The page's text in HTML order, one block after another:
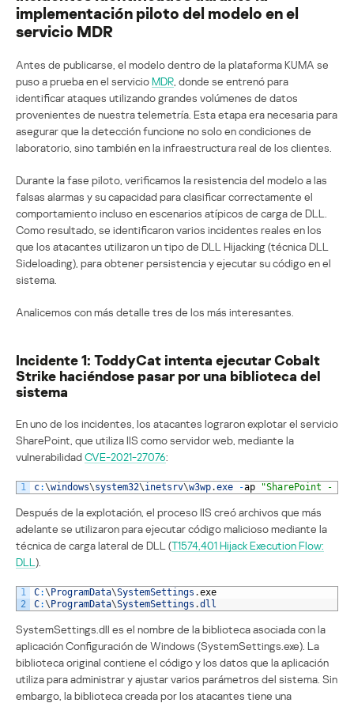
implementación piloto del modelo en el
servicio MDR
Antes de publicarse, el modelo dentro de la plataforma KUMA se
puso a prueba en el servicioMDR , donde se entrenó para
identificar ataques utilizando grandes volúmenes de datos
provenientes de nuestra telemetría. Esta etapa era necesaria para
asegurar que la detección funcione no solo en condiciones de
laboratorio, sino también en la infraestructura real de los clientes.
Durante la fase piloto, verificamos la resistencia del modelo a las
falsas alarmas y su capacidad para clasificar correctamente el
comportamiento incluso en escenarios atípicos de carga de DLL.
Como resultado, se identificaron varios incidentes reales en los
que los atacantes utilizaron un tipo de DLL Hijacking (técnica DLL
Sideloading), para obtener persistencia y ejecutar su código en el
sistema.
Analicemos con más detalle tres de los más interesantes.
Incidente 1: ToddyCat intenta ejecutar Cobalt
Strike haciéndose pasar por una biblioteca del
sistema
En uno de los incidentes, los atacantes lograron explotar el servicio
SharePoint, que utiliza IIS como servidor web, mediante la
vulnerabilidadCVE-2021-27076:
1 c:\windows\system32\inetsrv\w3wp.exe -ap "SharePoint - 80"
Después de la explotación, el proceso IIS creó archivos que más
adelante se utilizaron para ejecutar código malicioso mediante la
técnica de carga lateral de DLL (T1574,401 Hijack Execution Flow:
DLL ).
1
2
C:\ ProgramData\SystemSettings .exe
C:\ ProgramData\SystemSettings .dll
SystemSettings.dll es el nombre de la biblioteca asociada con la
aplicación Configuración de Windows (SystemSettings.exe). La
biblioteca original contiene el código y los datos que la aplicación
utiliza para administrar y ajustar varios parámetros del sistema. Sin
embargo, la biblioteca creada por los atacantes tiene una